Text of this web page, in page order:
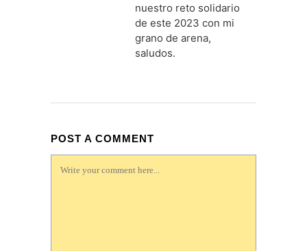
nuestro reto solidario
de este 2023 con mi
grano de arena,
saludos.
POST A COMMENT